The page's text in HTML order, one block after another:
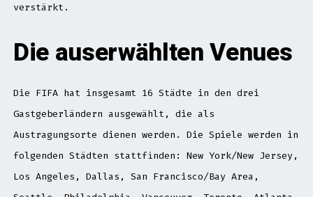
verstärkt.
Die auserwählten Venues
Die FIFA hat insgesamt 16 Städte in den drei
Gastgeberländern ausgewählt, die als
Austragungsorte dienen werden. Die Spiele werden in
folgenden Städten stattfinden: New York/New Jersey,
Los Angeles, Dallas, San Francisco/Bay Area,